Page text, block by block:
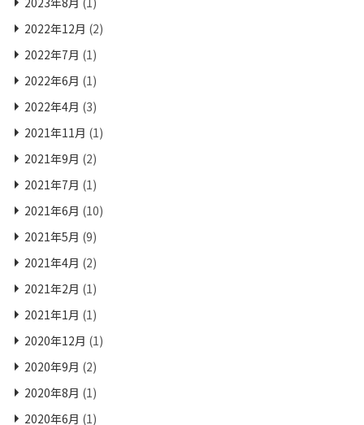
2022年12月 (2)
2022年7月 (1)
2022年6月 (1)
2022年4月 (3)
2021年11月 (1)
2021年9月 (2)
2021年7月 (1)
2021年6月 (10)
2021年5月 (9)
2021年4月 (2)
2021年2月 (1)
2021年1月 (1)
2020年12月 (1)
2020年9月 (2)
2020年8月 (1)
2020年6月 (1)